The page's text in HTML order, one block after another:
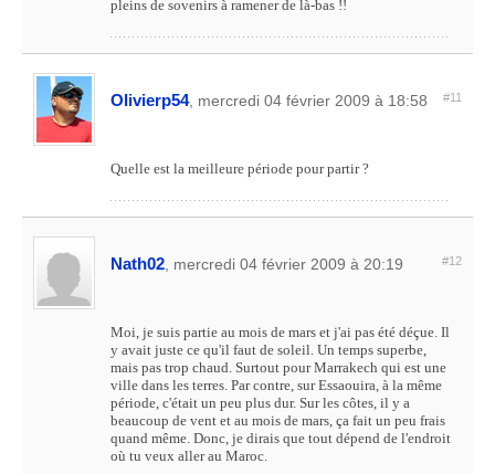
pleins de sovenirs à ramener de là-bas !!
Olivierp54, mercredi 04 février 2009 à 18:58 #11
Quelle est la meilleure période pour partir ?
Nath02 , mercredi 04 février 2009 à 20:19 #12
Moi, je suis partie au mois de mars et j'ai pas été déçue. Il
y avait juste ce qu'il faut de soleil. Un temps superbe,
mais pas trop chaud. Surtout pour Marrakech qui est une
ville dans les terres. Par contre, sur Essaouira, à la même
période, c'était un peu plus dur. Sur les côtes, il y a
beaucoup de vent et au mois de mars, ça fait un peu frais
quand même. Donc, je dirais que tout dépend de l'endroit
où tu veux aller au Maroc.